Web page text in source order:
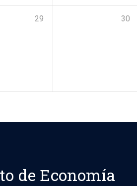
29 30
de Economía